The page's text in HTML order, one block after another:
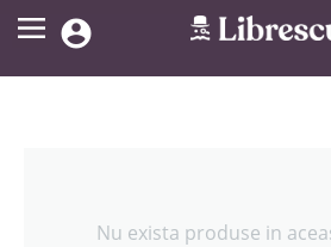

Nu exista produse in